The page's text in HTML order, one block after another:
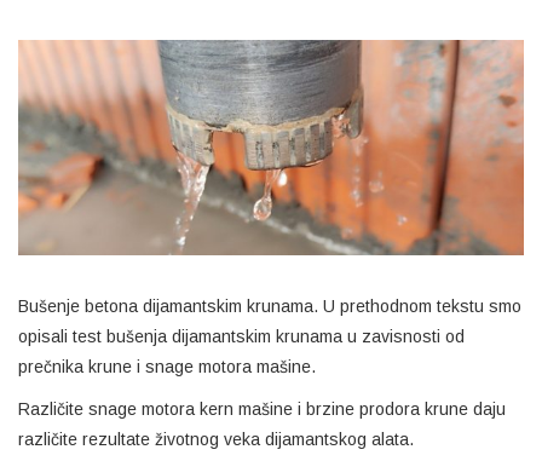
Bušenje betona dijamantskim krunama. U prethodnom tekstu smo
opisali test bušenja dijamantskim krunama u zavisnosti od
prečnika krune i snage motora mašine.
Različite snage motora kern mašine i brzine prodora krune daju
različite rezultate životnog veka dijamantskog alata.